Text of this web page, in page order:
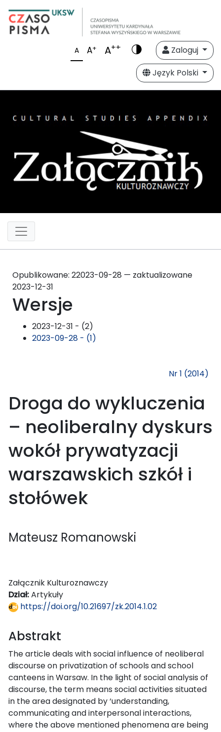
A A+ A++
Zaloguj
Język Polski
Opublikowane: 22023-09-28 — zaktualizowane
2023-12-31
Wersje
2023-12-31 - (2)
2023-09-28 - (1)
Nr 1 (2014)
Droga do wykluczenia
– neoliberalny dyskurs
wokół prywatyzacji
warszawskich szkół i
stołówek
Mateusz Romanowski
Załącznik Kulturoznawczy
Dział:Artykuły
https://doi.org/10.21697/zk.2014.1.02
Abstrakt
The article deals with social influence of neoliberal
discourse on privatization of schools and school
canteens in Warsaw. In the light of social analysis of
discourse, the term means social activities situated
in the area designated by ‘understanding,
communicating and interpersonal interactions,
where the above mentioned phenomena are being